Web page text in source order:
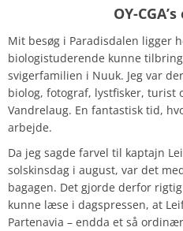
OY-
Mit besøg i Paradisdalen ligger
biologistuderende kunne
svigerfamilien i Nuuk. Jeg var
biolog, fotograf, lystfisker, turist
Vandrelaug. En fantastisk tid,
arbejde.
Da jeg sagde farvel til kaptajn
solskinsdag i august, var det
bagagen. Det gjorde derfor
kunne læse i dagspressen, at
Partenavia – endda et så